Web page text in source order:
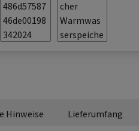
Hinweise Lieferumfang